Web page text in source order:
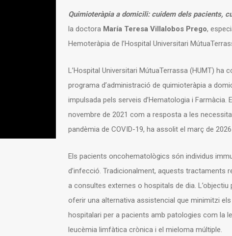
Quimioteràpia a domicili: cuidem dels pacients,
la doctora María Teresa Villalobos Prego,
Hemoteràpia de l’Hospital Universitari
L’Hospital Universitari MútuaTerrassa (HUMT) ha
programa d’administració de quimioteràpia a
impulsada pels serveis d’Hematologia i Farmàcia.
novembre de 2021 com a resposta a les
pandèmia de COVID-19, ha assolit el març de
Els pacients oncohematològics són individus
d’infecció. Tradicionalment, aquests tractaments
a consultes externes o hospitals de dia. L’objectiu
oferir una alternativa assistencial que minimitzi els
hospitalari per a pacients amb patologies com la
leucèmia limfàtica crònica i el mieloma múltiple.